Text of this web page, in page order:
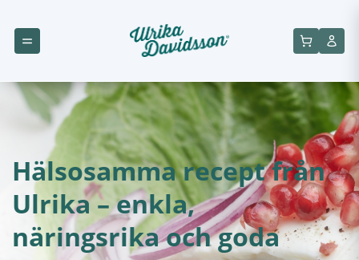
Hälsosamma recept från
Ulrika – enkla,
näringsrika och goda